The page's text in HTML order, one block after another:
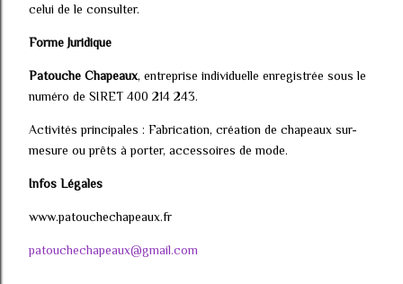
celui de le consulter.
Forme Juridique
Patouche Chapeaux, entreprise individuelle enregistrée sous le
numéro de SIRET 400 214 243.
Activités principales : Fabrication, création de chapeaux sur-
mesure ou prêts à porter, accessoires de mode.
Infos Légales
www.patouchechapeaux.fr
patouchechapeaux@gmail.com